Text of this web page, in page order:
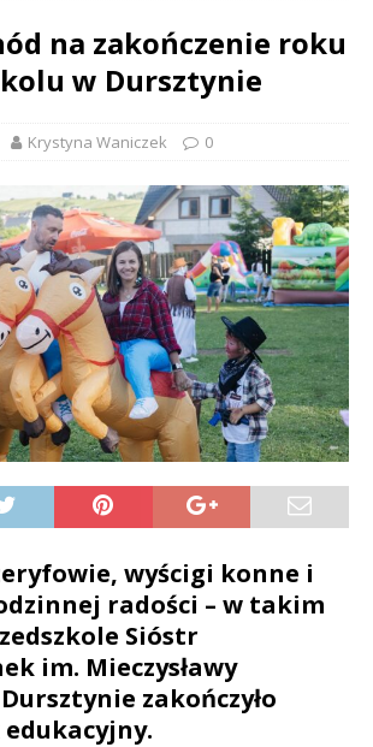
na zakończenie roku
w Dursztynie
Krystyna Waniczek 0
wyścigi konne i
radości – w takim
Sióstr
im. Mieczysławy
zakończyło